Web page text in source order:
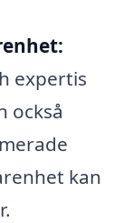
expertis
också
kan